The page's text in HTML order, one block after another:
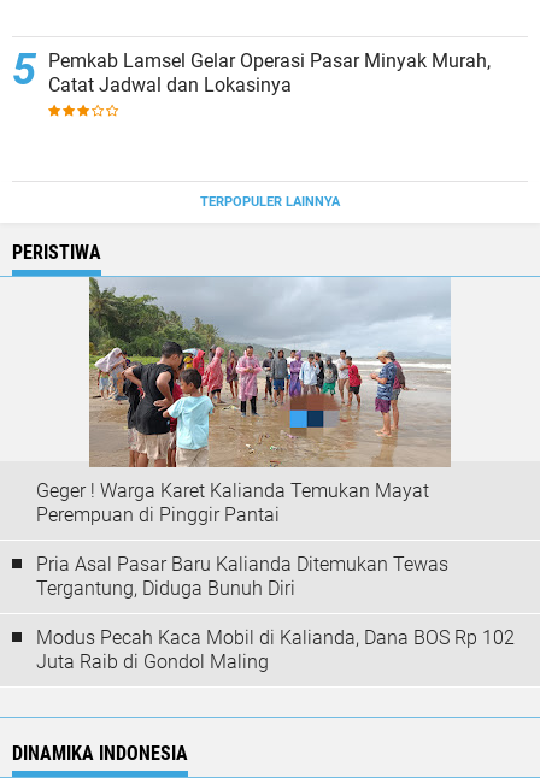
Pemkab Lamsel Gelar Operasi Pasar Minyak Murah,
Catat Jadwal dan Lokasinya
TERPOPULER LAINNYA
PERISTIWA
Geger ! Warga Karet Kalianda Temukan Mayat
Perempuan di Pinggir Pantai
Pria Asal Pasar Baru Kalianda Ditemukan Tewas
Tergantung, Diduga Bunuh Diri
Modus Pecah Kaca Mobil di Kalianda, Dana BOS Rp 102
Juta Raib di Gondol Maling
DINAMIKA INDONESIA